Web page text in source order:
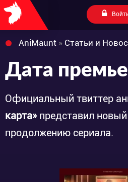
AniMaunt » Статьи и
Официальный твиттер
карта»представил новый
продолжению сериала.